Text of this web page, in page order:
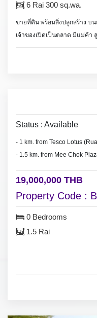
6 Rai 300 sq.wa.
ขายที่ดิน พร้อมสิ่งปลูกสร้าง บ
เจ้าของเปิดเป็นตลาด มีแม่ค้า
เป็นที่ดินแปลงใหญ่ 6 ไร่ 300
Property Code :
0 Bedrooms
1.5 Rai
Status : Available
- 1 km. from Tesco Lotus
- 1.5 km. from Mee Chok
19,000,000 THB